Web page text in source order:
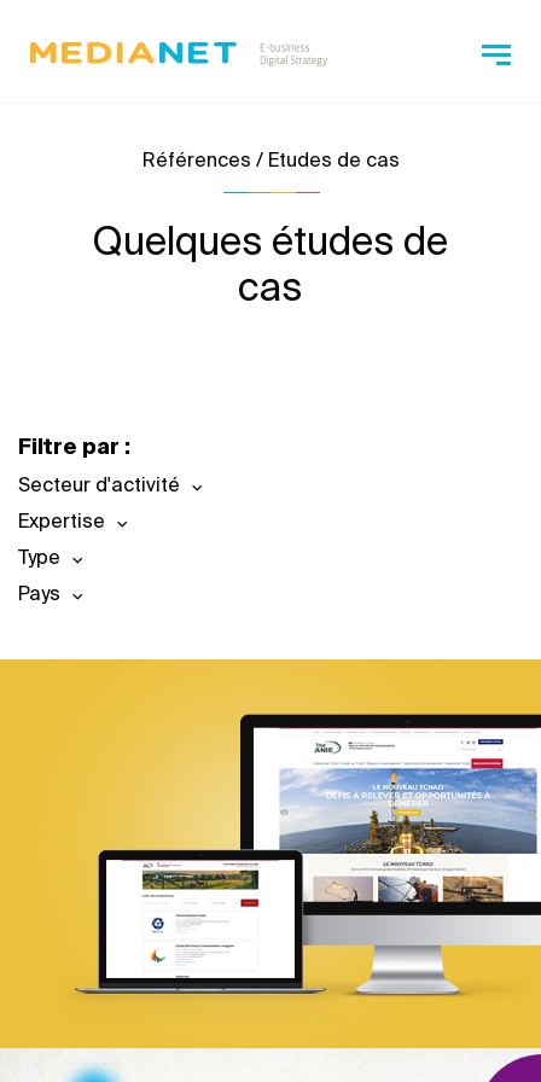
Références / Etudes de cas
Quelques études de
cas
Filtre par :
Secteur d'activité
Expertise
Type
Pays